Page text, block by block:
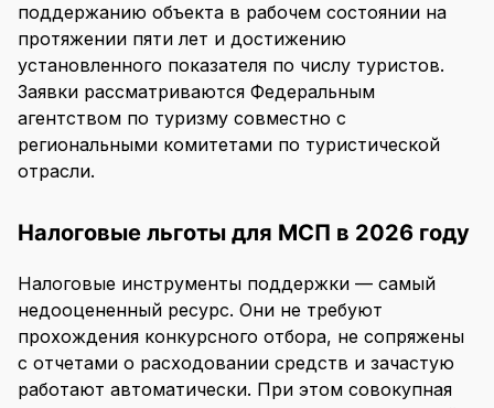
поддержанию объекта в рабочем состоянии на
протяжении пяти лет и достижению
установленного показателя по числу туристов.
Заявки рассматриваются Федеральным
агентством по туризму совместно с
региональными комитетами по туристической
отрасли.
Налоговые льготы для МСП в 2026 году
Налоговые инструменты поддержки — самый
недооцененный ресурс. Они не требуют
прохождения конкурсного отбора, не сопряжены
с отчетами о расходовании средств и зачастую
работают автоматически. При этом совокупная